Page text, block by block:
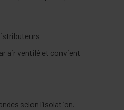
air ventilé et convient
selon l’isolation.